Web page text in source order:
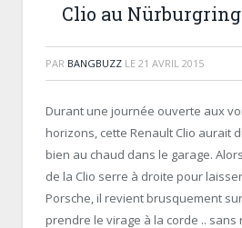
Clio au Nürburgring
PAR BANGBUZZ LE 21 AVRIL 2015
Durant une journée ouverte aux
horizons, cette Renault Clio aurait
bien au chaud dans le garage.
de la Clio serre à droite pour
Porsche, il revient brusquement
prendre le virage à la corde .. sans